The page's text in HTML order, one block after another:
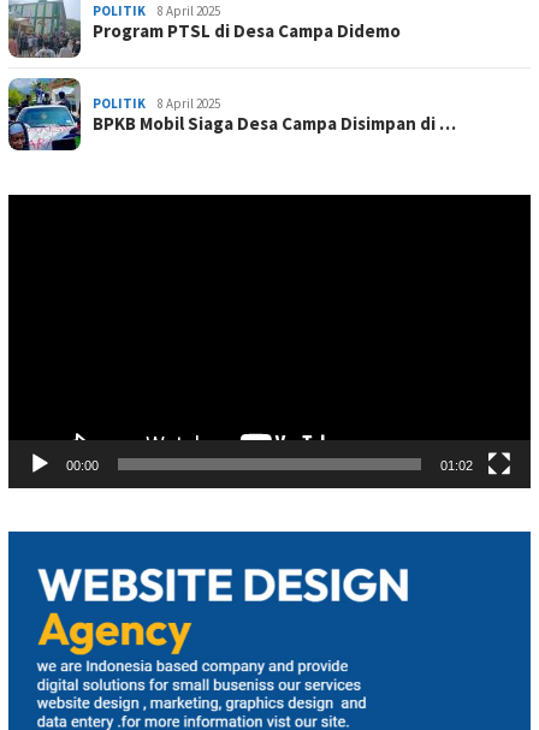
POLITIK 8 April 2025
Program PTSL di Desa Campa Didemo
POLITIK 8 April 2025
BPKB Mobil Siaga Desa Campa Disimpan di …
00:00 01:02